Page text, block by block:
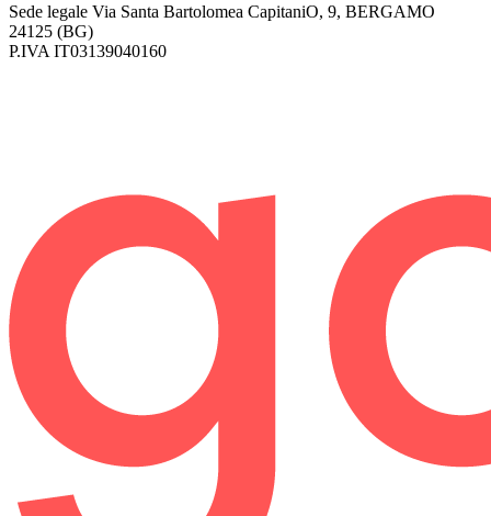
Sede legale Via Santa Bartolomea CapitaniO, 9, BERGAMO
24125 (BG)
P.IVA IT03139040160